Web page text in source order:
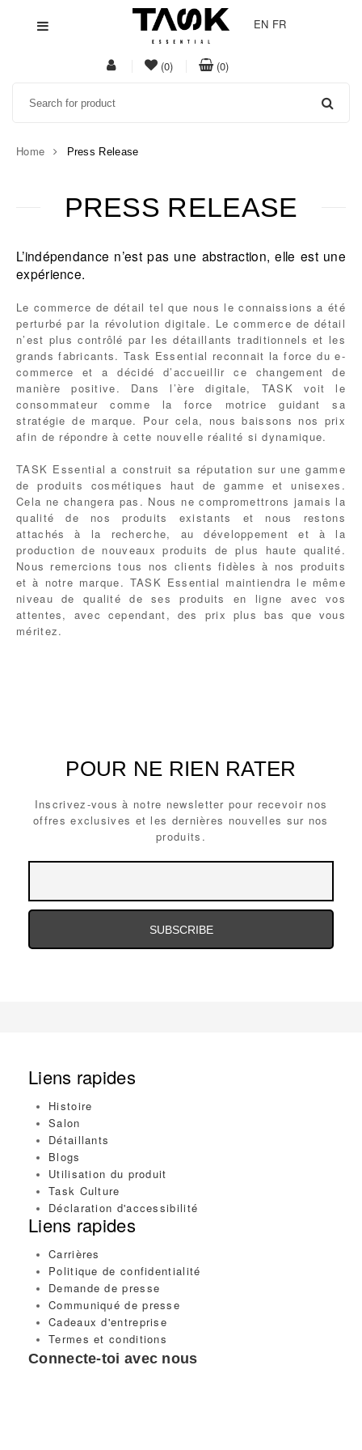
EN FR
(0)item(s)
(0)item(s)
Home Press Release
PRESS RELEASE
L’indépendance n’est pas une abstraction, elle est une
expérience.
Le commerce de détail tel que nous le connaissions a été
perturbé par la révolution digitale. Le commerce de détail
n’est plus contrôlé par les détaillants traditionnels et les
grands fabricants. Task Essential reconnait la force du e-
commerce et a décidé d’accueillir ce changement de
manière positive. Dans l’ère digitale, TASK voit le
consommateur comme la force motrice guidant sa
stratégie de marque. Pour cela, nous baissons nos prix
afin de répondre à cette nouvelle réalité si dynamique.
TASK Essential a construit sa réputation sur une gamme
de produits cosmétiques haut de gamme et unisexes.
Cela ne changera pas. Nous ne compromettrons jamais la
qualité de nos produits existants et nous restons
attachés à la recherche, au développement et à la
production de nouveaux produits de plus haute qualité.
Nous remercions tous nos clients fidèles à nos produits
et à notre marque. TASK Essential maintiendra le même
niveau de qualité de ses produits en ligne avec vos
attentes, avec cependant, des prix plus bas que vous
méritez.
POUR NE RIEN RATER
Inscrivez-vous à notre newsletter pour recevoir nos
offres exclusives et les dernières nouvelles sur nos
produits.
Liens rapides
Histoire
Salon
Détaillants
Blogs
Utilisation du produit
Task Culture
Déclaration d'accessibilité
Liens rapides
Carrières
Politique de confidentialité
Demande de presse
Communiqué de presse
Cadeaux d'entreprise
Termes et conditions
Connecte-toi avec nous